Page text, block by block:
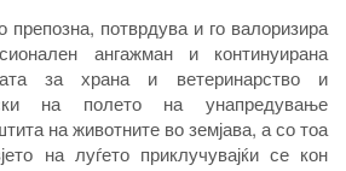
препозна, потврдува и го валоризира
ангажман и континуирана
за храна и ветеринарство и
на полето на унапредување
на животните во земјава, а со тоа
на луѓето приклучувајќи се кон